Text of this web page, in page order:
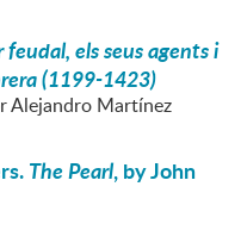
feudal, els seus agents i
(1199-1423)
Alejandro Martínez
The Pearl, by John